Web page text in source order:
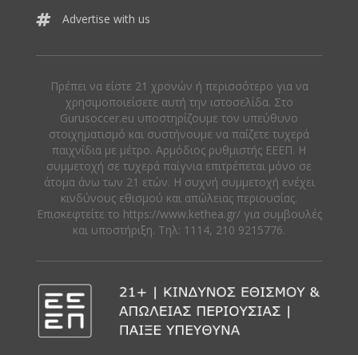
Advertise with us
Πρέπει να είστε 21 χρονών ή περισσότερο για να
χρησιμοποιείσετε αυτή την ιστοσελίδα. Στο
Gurusoccer.eu υποστηρίζουμε τον υπεύθυνο
στοιχηματισμό και συστήνουμε να παίζετε τυχερά
παιχνίδια με μέτρο. Αρμόδιος ρυθμιστής ΕΕΕΠ. Η
συμμετοχή σε τυχερά παίγνια επιτρέπεται μόνο σε
άτομα άνω των 21 ετών. Η συχνή συμμετοχή ενέχει
κινδύνους εθισμού και απώλειας περιουσίας.
Eπισκεφτείτε το https://www.kethea.gr/ για συμβουλές
και υποστήριξη. Tηλ: 1114, 210 9215776.